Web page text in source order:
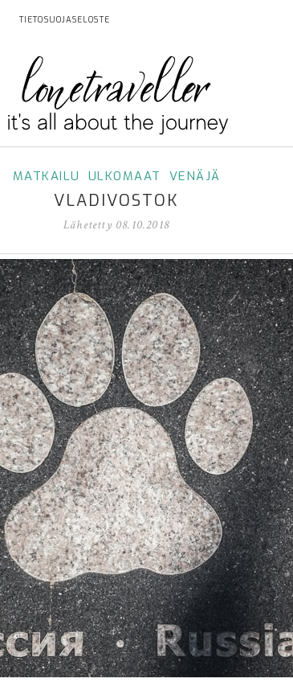
TIETOSUOJASELOSTE
MATKAILU ULKOMAAT VENÄJÄ
VLADIVOSTOK
Lähetetty 08.10.2018